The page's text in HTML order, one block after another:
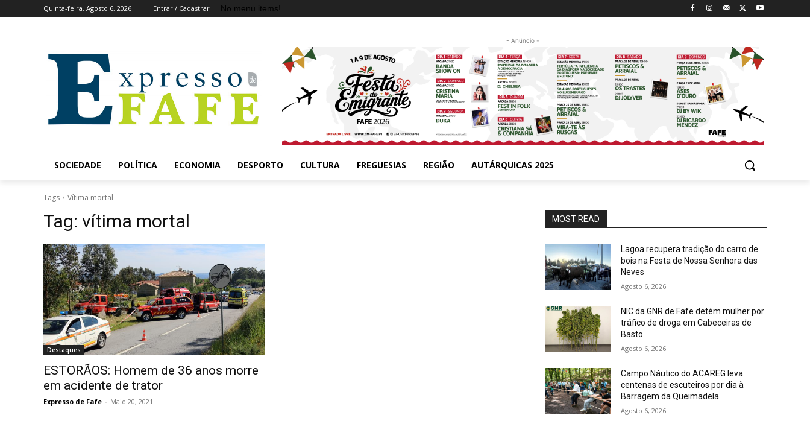
Quinta-feira, Agosto 6, 2026 Entrar / Cadastrar No menu items!
- Anúncio -
SOCIEDADE POLÍTICA ECONOMIA DESPORTO CULTURA FREGUESIAS REGIÃO AUTÁRQUICAS 2025
Tags Vítima mortal
Tag: vítima mortal
Destaques
ESTORÃOS: Homem de 36 anos morre
em acidente de trator
Expresso de Fafe - Maio 20, 2021
MOST READ
Lagoa recupera tradição do carro de
bois na Festa de Nossa Senhora das
Neves
Agosto 6, 2026
NIC da GNR de Fafe detém mulher por
tráfico de droga em Cabeceiras de
Basto
Agosto 6, 2026
Campo Náutico do ACAREG leva
centenas de escuteiros por dia à
Barragem da Queimadela
Agosto 6, 2026